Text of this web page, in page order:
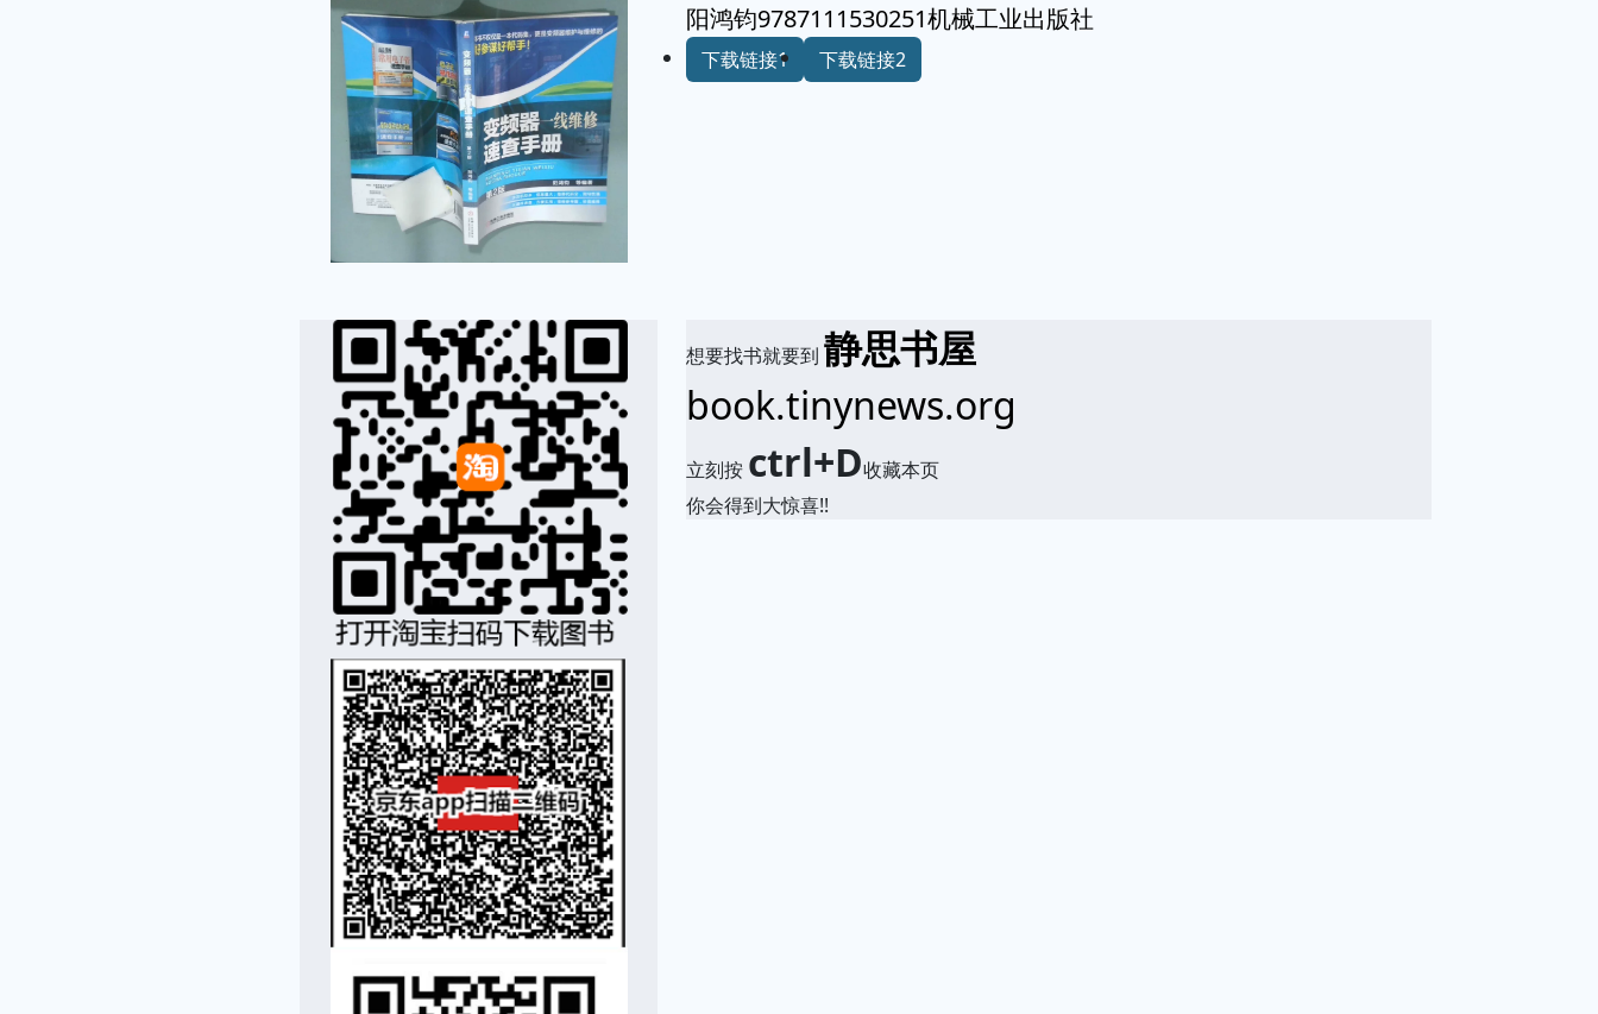
阳鸿钧9787111530251机械工业出版社
下载链接1 下载链接2
想要找书就要到静思书屋
book.tinynews.org
立刻按 ctrl+D收藏本页
你会得到大惊喜!!